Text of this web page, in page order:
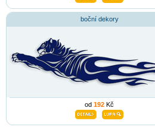
boční dekory
od 192 Kč